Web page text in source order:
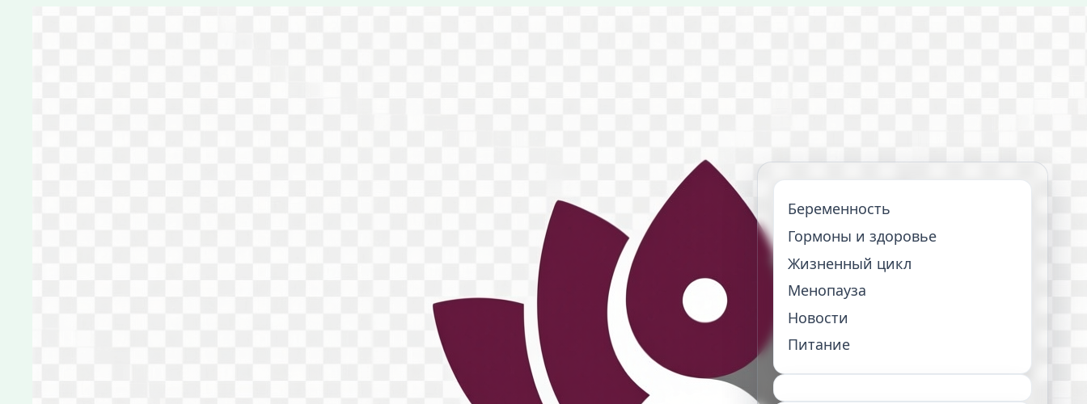
Беременность
Гормоны и здоровье
Жизненный цикл
Менопауза
Новости
Питание